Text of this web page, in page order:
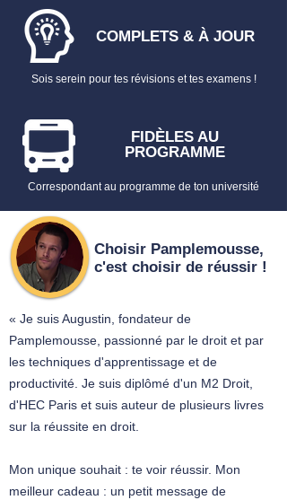
COMPLETS & À JOUR
Sois serein pour tes révisions et tes examens !
FIDÈLES AU
PROGRAMME
Correspondant au programme de ton université
Choisir Pamplemousse,
c'est choisir de réussir !
« Je suis Augustin, fondateur de
Pamplemousse, passionné par le droit et par
les techniques d'apprentissage et de
productivité. Je suis diplômé d'un M2 Droit,
d'HEC Paris et suis auteur de plusieurs livres
sur la réussite en droit.
Mon unique souhait : te voir réussir. Mon
meilleur cadeau : un petit message de